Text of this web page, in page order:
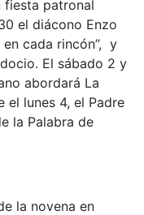
fiesta patronal
el diácono Enzo
cada rincón”, y
El sábado 2 y
abordará La
el lunes 4, el Padre
la Palabra de
la novena en